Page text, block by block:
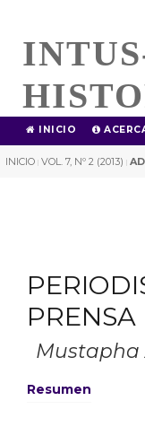
INICIO
INICIO | VOL. 7, Nº 2 (2013) |
Mustapha
Resumen